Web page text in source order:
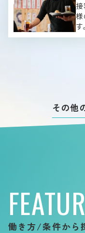
その他
接
様
働き方/条件から